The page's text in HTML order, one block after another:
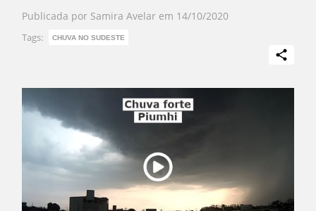
Publicada por Samira Avelar em 14/10/2020
Tags: CHUVA NO SUDESTE